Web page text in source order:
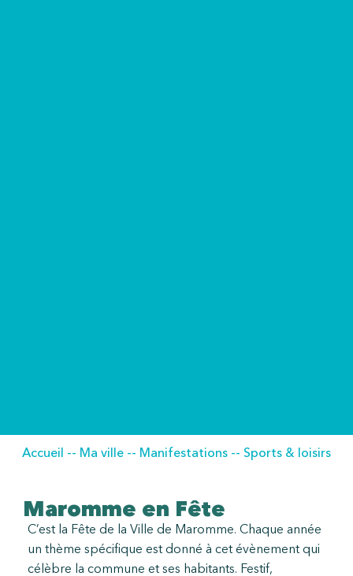
Accueil -- Ma ville -- Manifestations -- Sports & loisirs
Maromme en Fête
C’est la Fête de la Ville de Maromme. Chaque année
un thème spécifique est donné à cet évènement qui
célèbre la commune et ses habitants. Festif,